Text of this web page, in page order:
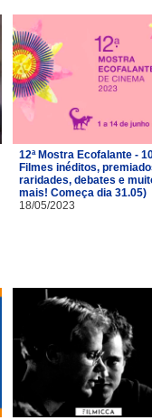
12ª Mostra Ecofalante -
Filmes inéditos,
raridades, debates e
mais! Começa dia 31.05)
18/05/2023